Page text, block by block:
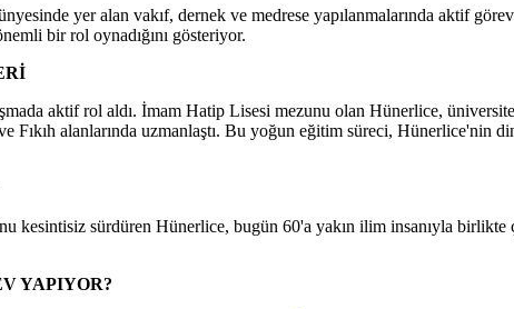
yer alan vakıf, dernek ve medrese yapılanmalarında aktif
bir rol oynadığını gösteriyor.
aktif rol aldı. İmam Hatip Lisesi mezunu olan Hünerlice, üniversite
alanlarında uzmanlaştı. Bu yoğun eğitim süreci, Hünerlice'nin
kesintisiz sürdüren Hünerlice, bugün 60'a yakın ilim insanıyla birlikte
YAPIYOR?